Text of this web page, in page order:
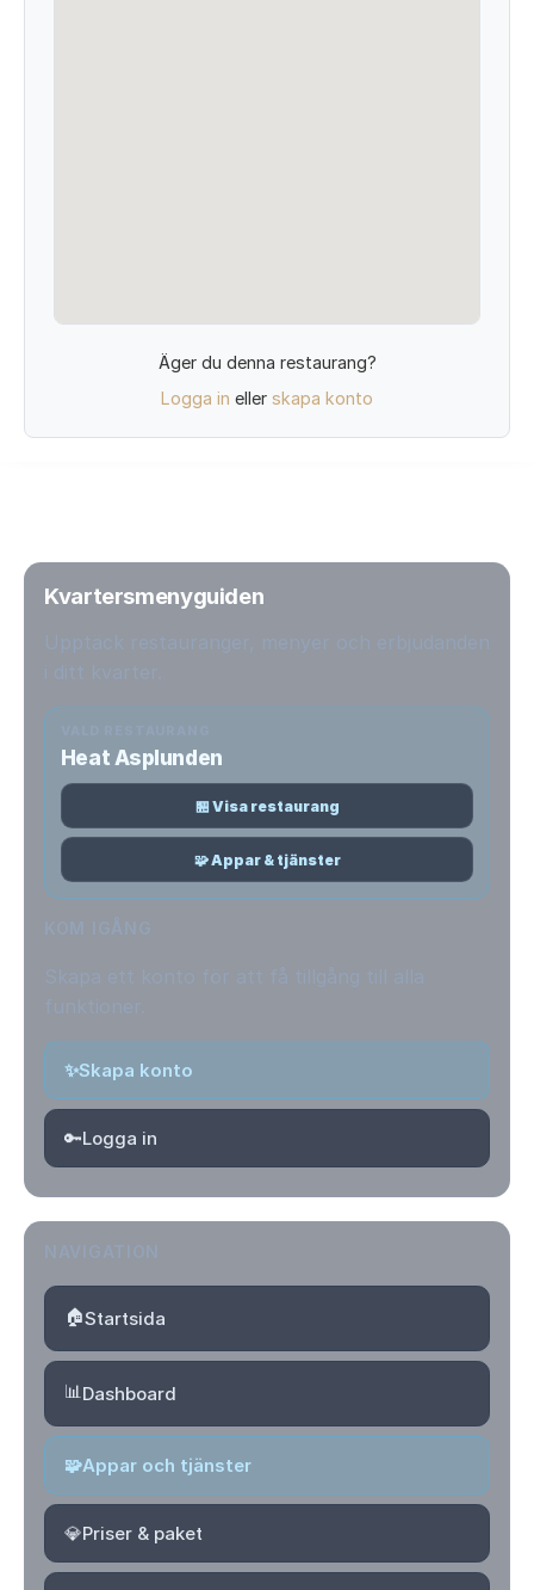
Äger du denna restaurang?
Logga in eller skapa konto
Kvartersmenyguiden
Heat Asplunden
🏪 Visa restaurang
🧩 Appar & tjänster
✨Skapa konto
🔑Logga in
🏠Startsida
📊Dashboard
🧩Appar och tjänster
💎Priser & paket